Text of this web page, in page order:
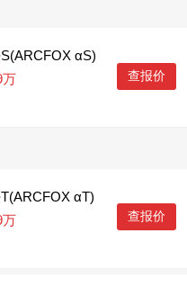
αS)
万
查报价
αT)
万
查报价